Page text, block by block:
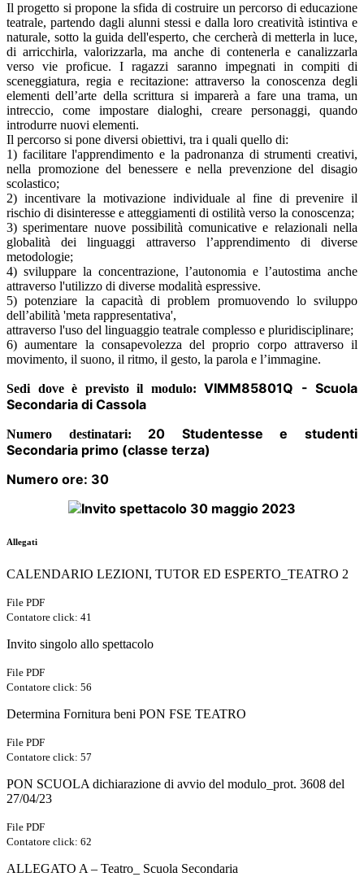
Il progetto si propone la sfida di costruire un percorso di educazione
teatrale, partendo dagli alunni stessi e dalla loro creatività istintiva e
naturale, sotto la guida dell'esperto, che cercherà di metterla in luce,
di arricchirla, valorizzarla, ma anche di contenerla e canalizzarla
verso vie proficue. I ragazzi saranno impegnati in compiti di
sceneggiatura, regia e recitazione: attraverso la conoscenza degli
elementi dell’arte della scrittura si imparerà a fare una trama, un
intreccio, come impostare dialoghi, creare personaggi, quando
introdurre nuovi elementi.
Il percorso si pone diversi obiettivi, tra i quali quello di:
1) facilitare l'apprendimento e la padronanza di strumenti creativi,
nella promozione del benessere e nella prevenzione del disagio
scolastico;
2) incentivare la motivazione individuale al fine di prevenire il
rischio di disinteresse e atteggiamenti di ostilità verso la conoscenza;
3) sperimentare nuove possibilità comunicative e relazionali nella
globalità dei linguaggi attraverso l’apprendimento di diverse
metodologie;
4) sviluppare la concentrazione, l’autonomia e l’autostima anche
attraverso l'utilizzo di diverse modalità espressive.
5) potenziare la capacità di problem promuovendo lo sviluppo
dell’abilità 'meta rappresentativa',
attraverso l'uso del linguaggio teatrale complesso e pluridisciplinare;
6) aumentare la consapevolezza del proprio corpo attraverso il
movimento, il suono, il ritmo, il gesto, la parola e l’immagine.
Sedi dove è previsto il modulo: VIMM85801Q - Scuola
Secondaria di Cassola
Numero destinatari: 20 Studentesse e studenti
Secondaria primo (classe terza)
Numero ore: 30
Allegati
CALENDARIO LEZIONI, TUTOR ED ESPERTO_TEATRO 2
File PDF
Contatore click: 41
Invito singolo allo spettacolo
File PDF
Contatore click: 56
Determina Fornitura beni PON FSE TEATRO
File PDF
Contatore click: 57
PON SCUOLA dichiarazione di avvio del modulo_prot. 3608 del
27/04/23
File PDF
Contatore click: 62
ALLEGATO A – Teatro_ Scuola Secondaria